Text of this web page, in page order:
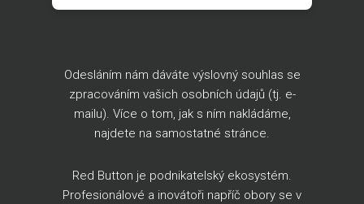
Odesláním nám dáváte výslovný souhlas se
zpracováním vašich osobních údajů (tj. e-
mailu). Více o tom, jak s ním nakládáme,
najdete na samostatné stránce.
Red Button je podnikatelský ekosystém.
Profesionálové a inovátoři napříč obory se v